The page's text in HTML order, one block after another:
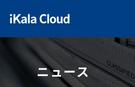
ニュース